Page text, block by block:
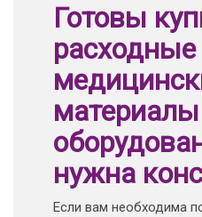
Готовы
расходные
нужна
Если вам необходима